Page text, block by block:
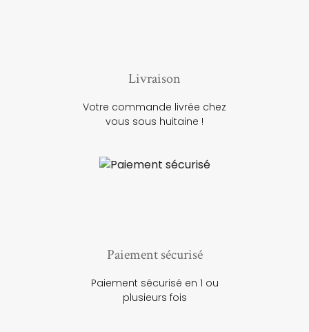
Livraison
Votre commande livrée chez
vous sous huitaine !
Paiement sécurisé
Paiement sécurisé en 1 ou
plusieurs fois